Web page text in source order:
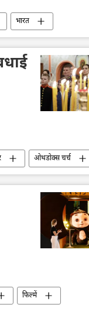
भारत
संरक्षण
ओथडोक्स चर्च
फिल्में